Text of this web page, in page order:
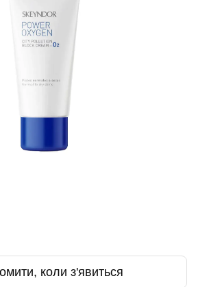
коли з'явиться